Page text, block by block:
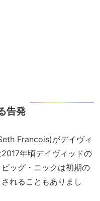
告発
Francois)がデイヴィ
年頃デイヴィッドの
ッグ・ニックは初期の
れることもありまし